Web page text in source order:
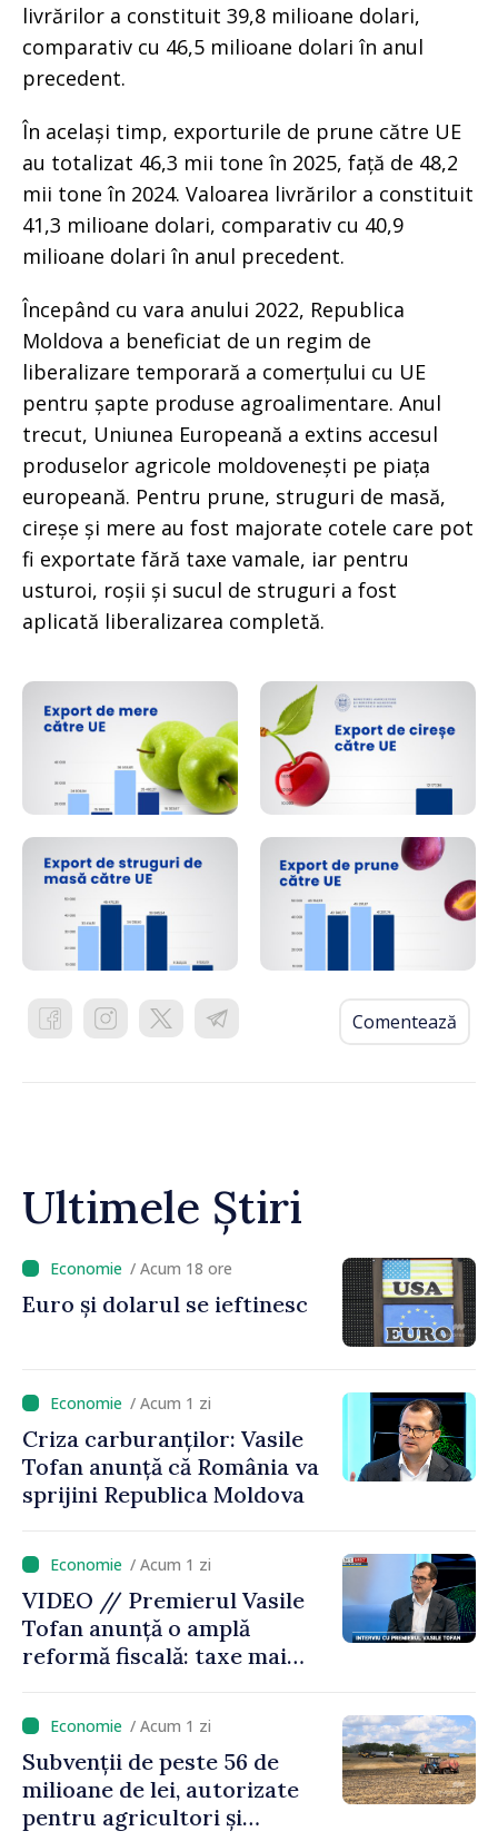
livrărilor a constituit 39,8 milioane dolari,
comparativ cu 46,5 milioane dolari în anul
precedent.
În același timp, exporturile de prune către UE
au totalizat 46,3 mii tone în 2025, față de 48,2
mii tone în 2024. Valoarea livrărilor a constituit
41,3 milioane dolari, comparativ cu 40,9
milioane dolari în anul precedent.
Începând cu vara anului 2022, Republica
Moldova a beneficiat de un regim de
liberalizare temporară a comerțului cu UE
pentru șapte produse agroalimentare. Anul
trecut, Uniunea Europeană a extins accesul
produselor agricole moldovenești pe piața
europeană. Pentru prune, struguri de masă,
cireșe și mere au fost majorate cotele care pot
fi exportate fără taxe vamale, iar pentru
usturoi, roșii și sucul de struguri a fost
aplicată liberalizarea completă.
Comentează
Ultimele Știri
/ Acum 18 ore
Euro și dolarul se ieftinesc
/ Acum 1 zi
Criza carburanților: Vasile
Tofan anunță că România va
sprijini Republica Moldova
/ Acum 1 zi
VIDEO // Premierul Vasile
Tofan anunță o amplă
reformă fiscală: taxe mai
mari pentru bănci, tutun și
jocurile de noroc
/ Acum 1 zi
Subvenții de peste 56 de
milioane de lei, autorizate
pentru agricultori și